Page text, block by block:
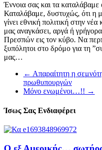
Έννοια σας και τα
Καταλάβαμε, δυστυχώς, ότι η
γίνει εθνική πολιτική στην
μας αναγκάσει, αργά ή
Πρεσπών εις τον κύβο. Να
ξυπόλητοι στο δρόμο για τη
μας…
← Απαραίτητη η
πρωθυπουργών
Μόνο ενωμένοι…!! →
Ίσως Σας Ενδιαφέρει